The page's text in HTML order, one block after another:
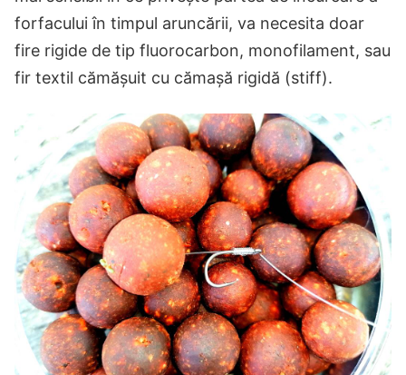
forfacului în timpul aruncării, va necesita doar
fire rigide de tip fluorocarbon, monofilament, sau
fir textil cămășuit cu cămașă rigidă (stiff).